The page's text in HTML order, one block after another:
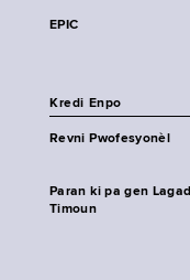
EPIC
Kredi Enpo
Revni Pwofesyonèl
Paran ki pa gen Lagad
Timoun